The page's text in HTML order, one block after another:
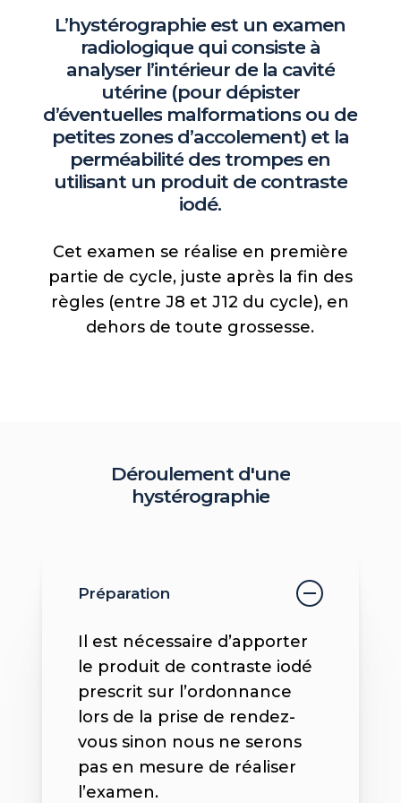
L’hystérographie est un examen
radiologique qui consiste à
analyser l’intérieur de la cavité
utérine (pour dépister
d’éventuelles malformations ou de
petites zones d’accolement) et la
perméabilité des trompes en
utilisant un produit de contraste
iodé.
Cet examen se réalise en première
partie de cycle, juste après la fin des
règles (entre J8 et J12 du cycle), en
dehors de toute grossesse.
Déroulement d'une
hystérographie
Préparation
Il est nécessaire d’apporter
le produit de contraste iodé
prescrit sur l’ordonnance
lors de la prise de rendez-
vous sinon nous ne serons
pas en mesure de réaliser
l’examen.